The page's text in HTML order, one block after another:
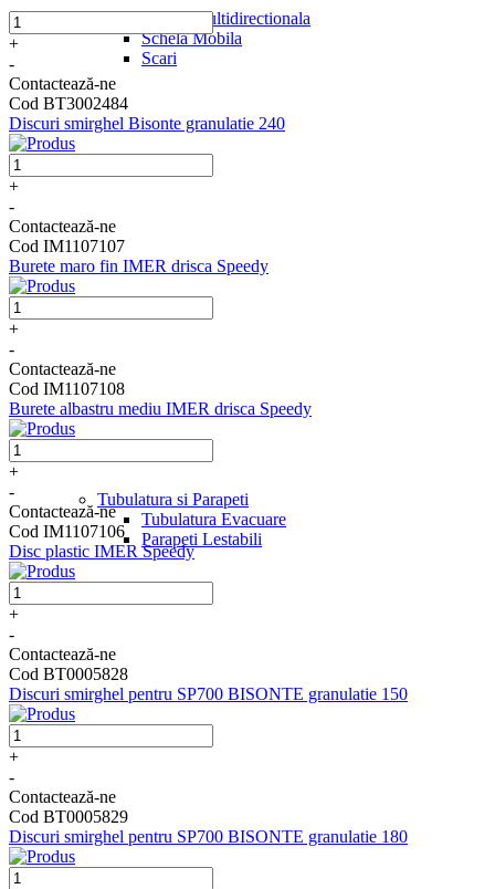
Schela Multidirectionala
Schela Mobila
Scari
Tubulatura si Parapeti
Tubulatura Evacuare
Parapeti Lestabili
+
-
Contactează-ne
Cod BT3002484
Discuri smirghel Bisonte granulatie 240
+
-
Contactează-ne
Cod IM1107107
Burete maro fin IMER drisca Speedy
+
-
Contactează-ne
Cod IM1107108
Burete albastru mediu IMER drisca Speedy
+
-
Contactează-ne
Cod IM1107106
Disc plastic IMER Speedy
+
-
Contactează-ne
Cod BT0005828
Discuri smirghel pentru SP700 BISONTE granulatie 150
+
-
Contactează-ne
Cod BT0005829
Discuri smirghel pentru SP700 BISONTE granulatie 180